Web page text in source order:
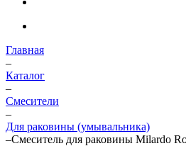
Главная
–
Каталог
–
Смесители
–
Для раковины (умывальника)
–Смеситель для раковины Milardo